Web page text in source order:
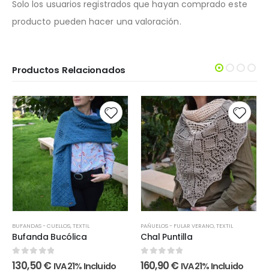
Solo los usuarios registrados que hayan comprado este
producto pueden hacer una valoración.
Productos Relacionados
BUFANDAS - CUELLOS,TEXTIL
Bufanda Bucólica
0out of 5
130,50€ IVA 21% Incluido
PAÑUELOS - FULAR VERANO,TEXTIL
Chal Puntilla
0out of 5
160,90€ IVA 21% Incluido